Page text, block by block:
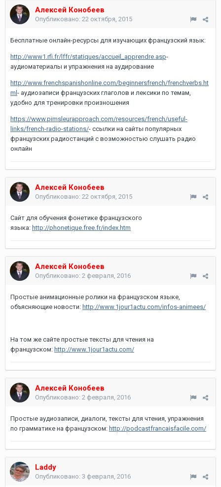
Алексей Конобеев
Опубликовано: 22 октября, 2015
Бесплатные онлайн-ресурсы для изучающих французский язык:
http://www1.rfi.fr/lffr/statiques/accueil_apprendre.asp-
аудиоматериалы и упражнения на аудирование
http://www.frenchspanishonline.com/beginnersfrench/frenchverbs.ht
ml - аудиозаписи французских глаголов и лексики по темам,
удобно для тренировки произношения
https://www.pimsleurapproach.com/resources/french/useful-
links/french-radio-stations/- ссылки на сайты популярных
французских радиостанций с возможностью слушать радио
онлайн
Алексей Конобеев
Опубликовано: 22 октября, 2015
Сайт для обучения фонетике французского
языка: http://phonetique.free.fr/index.htm
Алексей Конобеев
Опубликовано: 2 февраля, 2016
Простые анимационные ролики на французском языке,
объясняющие новости: http://www.1jour1actu.com/infos-animees/
На том же сайте простые тексты для чтения на
французском: http://www.1jour1actu.com/
Алексей Конобеев
Опубликовано: 2 февраля, 2016
Простые аудиозаписи, диалоги, тексты для чтения, упражнения
по грамматике на французском: http://podcastfrancaisfacile.com/
Laddy
Опубликовано: 3 февраля, 2016